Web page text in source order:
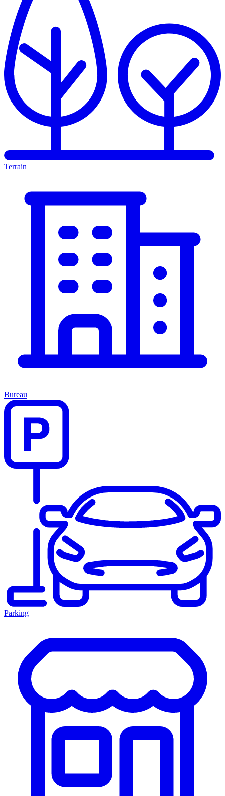
Terrain
Bureau
Parking